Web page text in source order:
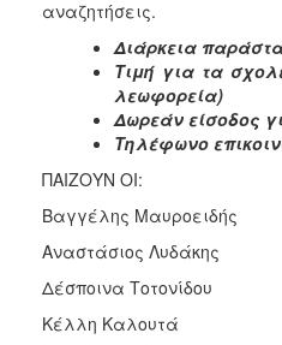
αναζητήσεις.
Διάρκεια
Τιμή για τα
λεωφορεία)
Δωρεάν είσοδος
Τηλέφωνο
ΠΑΙΖΟΥΝ ΟΙ:
Βαγγέλης Μαυροειδής
Αναστάσιος Λυδάκης
Δέσποινα Τοτονίδου
Κέλλη Καλουτά